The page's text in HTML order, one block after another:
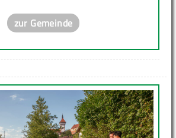
zur Gemeinde